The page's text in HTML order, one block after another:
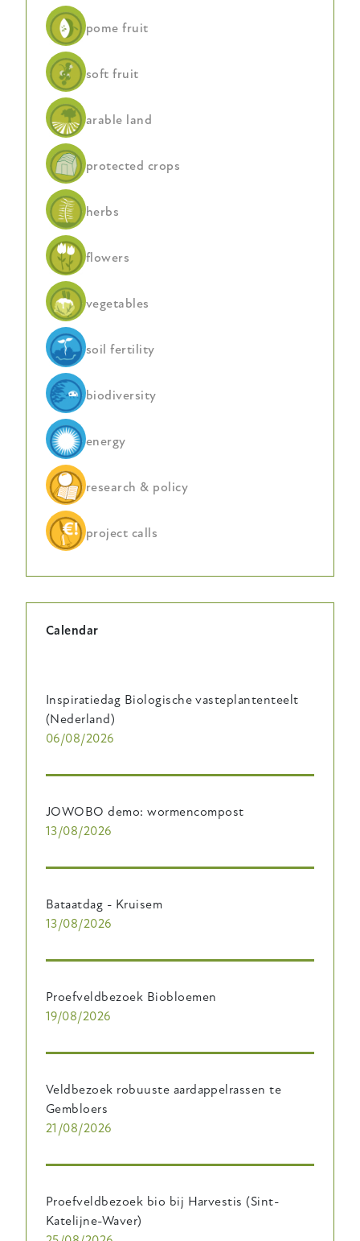
pome fruit
soft fruit
arable land
protected crops
herbs
flowers
vegetables
soil fertility
biodiversity
energy
research & policy
project calls
Calendar
Inspiratiedag Biologische vasteplantenteelt
(Nederland)
06/08/2026
JOWOBO demo: wormencompost
13/08/2026
Bataatdag - Kruisem
13/08/2026
Proefveldbezoek Biobloemen
19/08/2026
Veldbezoek robuuste aardappelrassen te
Gembloers
21/08/2026
Proefveldbezoek bio bij Harvestis (Sint-
Katelijne-Waver)